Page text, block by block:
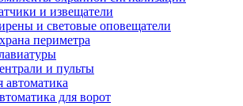
и извещатели
и световые оповещатели
периметра
и пульты
автоматика
для ворот